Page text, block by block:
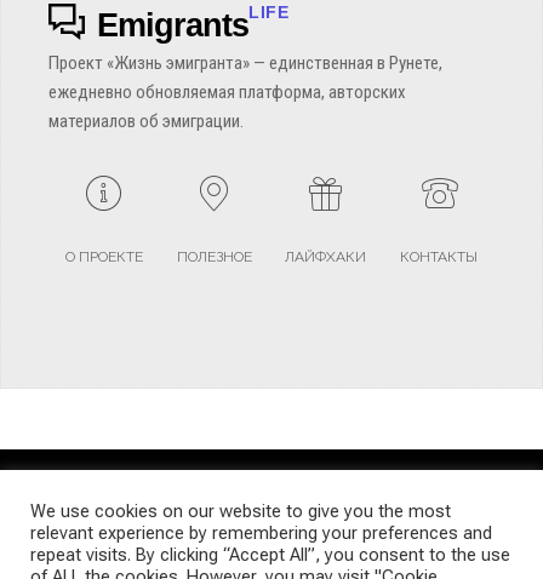
EmigrantsLIFE
Проект «Жизнь эмигранта» — единственная в Рунете,
ежедневно обновляемая платформа, авторских
материалов об эмиграции.
О ПРОЕКТЕ ПОЛЕЗНОЕ ЛАЙФХАКИ КОНТАКТЫ
TERMS AND CONDITIONS PRIVACY POLICY SITEMAP
© Emigrants Life WordPress Theme by TagDiv
We use cookies on our website to give you the most
relevant experience by remembering your preferences and
repeat visits. By clicking “Accept All”, you consent to the use